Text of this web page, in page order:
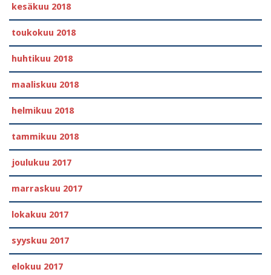
kesäkuu 2018
toukokuu 2018
huhtikuu 2018
maaliskuu 2018
helmikuu 2018
tammikuu 2018
joulukuu 2017
marraskuu 2017
lokakuu 2017
syyskuu 2017
elokuu 2017